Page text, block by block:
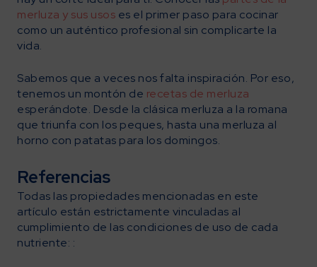
merluza y sus usos es el primer paso para cocinar
como un auténtico profesional sin complicarte la
vida.
Sabemos que a veces nos falta inspiración. Por eso,
tenemos un montón de recetas de merluza
esperándote. Desde la clásica merluza a la romana
que triunfa con los peques, hasta una merluza al
horno con patatas para los domingos.
Referencias
Todas las propiedades mencionadas en este
artículo están estrictamente vinculadas al
cumplimiento de las condiciones de uso de cada
nutriente: :